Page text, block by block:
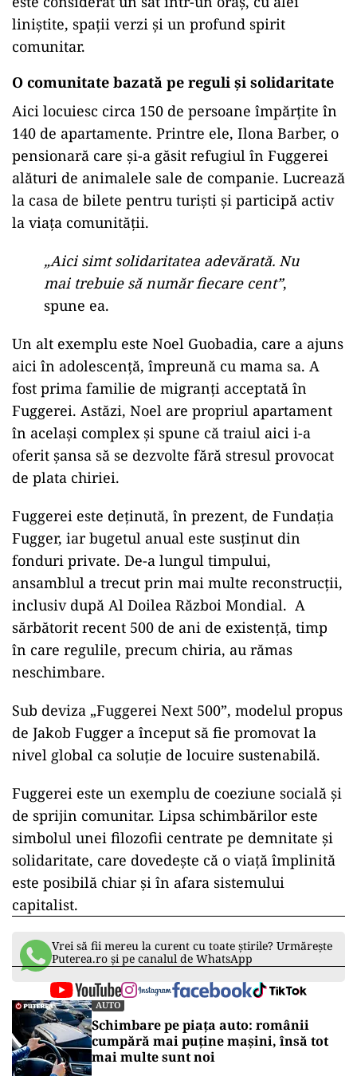
ad
Pe lângă contribuția simbolică, rezidenții
trebuie să ajute la întretienerea comunității.
Unii sunt responsabili cu reparațiile, alții cu
grădinăritul sau cu supravegherea. Fuggerei
este considerat un sat într-un oraș, cu alei
liniștite, spații verzi și un profund spirit
comunitar.
O comunitate bazată pe reguli și solidaritate
Aici locuiesc circa 150 de persoane împărțite în
140 de apartamente. Printre ele, Ilona Barber, o
pensionară care și-a găsit refugiul în Fuggerei
alături de animalele sale de companie. Lucrează
la casa de bilete pentru turiști și participă activ
la viața comunității.
mai trebuie să număr fiecare cent”,
spune ea.
Un alt exemplu este Noel Guobadia, care a ajuns
aici în adolescență, împreună cu mama sa. A
fost prima familie de migranți acceptată în
Fuggerei. Astăzi, Noel are propriul apartament
în același complex și spune că traiul aici i-a
de plata chiriei.
Fuggerei este deținută, în prezent, de Fundația
fonduri private. De-a lungul timpului,
ansamblul a trecut prin mai multe reconstrucții,
inclusiv după Al Doilea Război Mondial. A
sărbătorit recent 500 de ani de existență, timp
în care regulile, precum chiria, au rămas
neschimbare.
Sub deviza „Fuggerei Next 500”, modelul propus
de Jakob Fugger a început să fie promovat la
nivel global ca soluție de locuire sustenabilă.
Fuggerei este un exemplu de coeziune socială și
de sprijin comunitar. Lipsa schimbărilor este